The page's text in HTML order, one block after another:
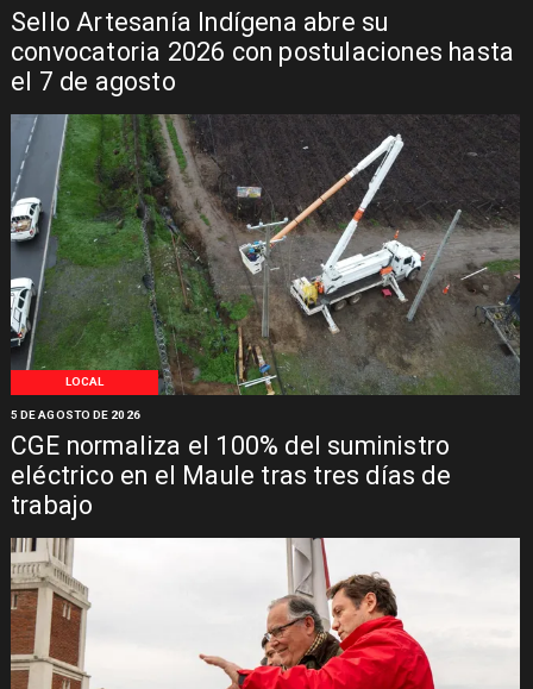
Sello Artesanía Indígena abre su
convocatoria 2026 con postulaciones hasta
el 7 de agosto
LOCAL
CGE normaliza el 100% del suministro
eléctrico en el Maule tras tres días de
trabajo
5 DE AGOSTO DE 2026